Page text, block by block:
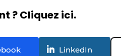
? Cliquez ici.
LinkedIn